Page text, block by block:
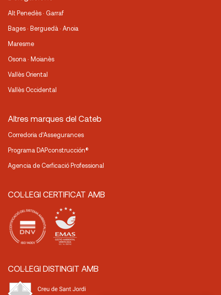
Alt Penedès · Garraf
Bages · Berguedà · Anoia
Maresme
Osona · Moianès
Vallès Oriental
Vallès Occidental
Altres marques del Cateb
Corredoria d’Assegurances
Programa DAPconstrucción®
Agencia de Cerficació Professional
COL·LEGI CERTIFICAT AMB
COL·LEGI DISTINGIT AMB